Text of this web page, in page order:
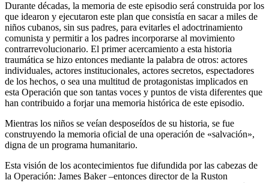
Durante décadas, la memoria de este episodio será construida por los
que idearon y ejecutaron este plan que consistía en sacar a miles de
niños cubanos, sin sus padres, para evitarles el adoctrinamiento
comunista y permitir a los padres incorporarse al movimiento
contrarrevolucionario. El primer acercamiento a esta historia
traumática se hizo entonces mediante la palabra de otros: actores
individuales, actores institucionales, actores secretos, espectadores
de los hechos, o sea una multitud de protagonistas implicados en
esta Operación que son tantas voces y puntos de vista diferentes que
han contribuido a forjar una memoria histórica de este episodio.
Mientras los niños se veían desposeídos de su historia, se fue
construyendo la memoria oficial de una operación de «salvación»,
digna de un programa humanitario.
Esta visión de los acontecimientos fue difundida por las cabezas de
la Operación: James Baker –entonces director de la Ruston